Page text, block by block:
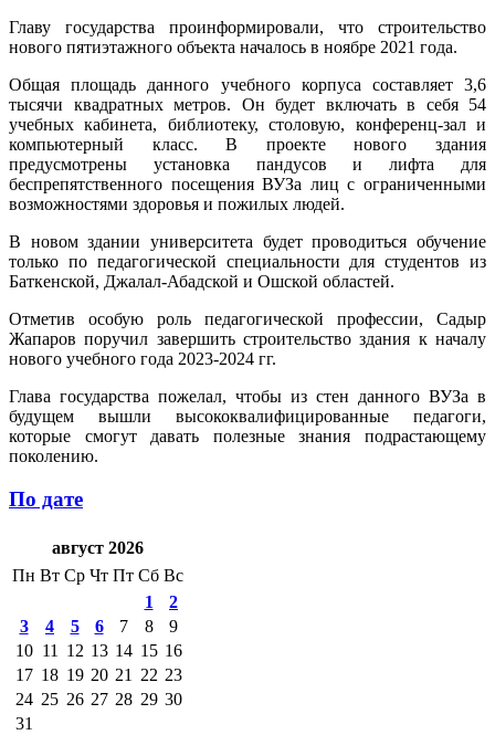
Главу государства проинформировали, что строительство
нового пятиэтажного объекта началось в ноябре 2021 года.
Общая площадь данного учебного корпуса составляет 3,6
тысячи квадратных метров. Он будет включать в себя 54
учебных кабинета, библиотеку, столовую, конференц-зал и
компьютерный класс. В проекте нового здания
предусмотрены установка пандусов и лифта для
беспрепятственного посещения ВУЗа лиц с ограниченными
возможностями здоровья и пожилых людей.
В новом здании университета будет проводиться обучение
только по педагогической специальности для студентов из
Баткенской, Джалал-Абадской и Ошской областей.
Отметив особую роль педагогической профессии, Садыр
Жапаров поручил завершить строительство здания к началу
нового учебного года 2023-2024 гг.
Глава государства пожелал, чтобы из стен данного ВУЗа в
будущем вышли высококвалифицированные педагоги,
которые смогут давать полезные знания подрастающему
поколению.
По дате
август 2026
Пн Вт Ср Чт Пт Сб Вс
1
2
3
4 5 6 7 8
9
10 11 12 13 14 15 16
17 18 19 20 21 22 23
24 25 26 27 28 29 30
31